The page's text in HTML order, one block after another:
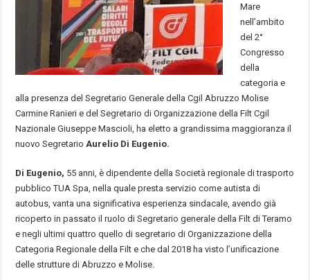
Mare
nell’ambito
del 2°
Congresso
della
categoria e
alla presenza del Segretario Generale della Cgil Abruzzo Molise
Carmine Ranieri e del Segretario di Organizzazione della Filt Cgil
Nazionale Giuseppe Mascioli, ha eletto a grandissima maggioranza il
nuovo Segretario Aurelio Di Eugenio.
Di Eugenio, 55 anni, è dipendente della Società regionale di trasporto
pubblico TUA Spa, nella quale presta servizio come autista di
autobus, vanta una significativa esperienza sindacale, avendo già
ricoperto in passato il ruolo di Segretario generale della Filt di Teramo
e negli ultimi quattro quello di segretario di Organizzazione della
Categoria Regionale della Filt e che dal 2018 ha visto l’unificazione
delle strutture di Abruzzo e Molise.